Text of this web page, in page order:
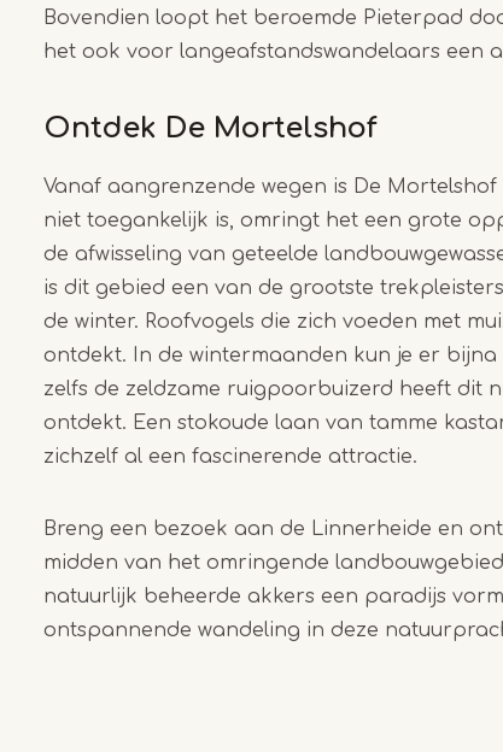
Bovendien loopt het beroemde Pieterpad
het ook voor langeafstandswandelaars een
Ontdek De Mortelshof
Vanaf aangrenzende wegen is De
niet toegankelijk is, omringt het een grote
de afwisseling van geteelde
is dit gebied een van de grootste
de winter. Roofvogels die zich voeden met
ontdekt. In de wintermaanden kun je er
zelfs de zeldzame ruigpoorbuizerd heeft dit
ontdekt. Een stokoude laan van tamme
zichzelf al een fascinerende attractie.
Breng een bezoek aan de Linnerheide en
midden van het omringende
natuurlijk beheerde akkers een paradijs
ontspannende wandeling in deze